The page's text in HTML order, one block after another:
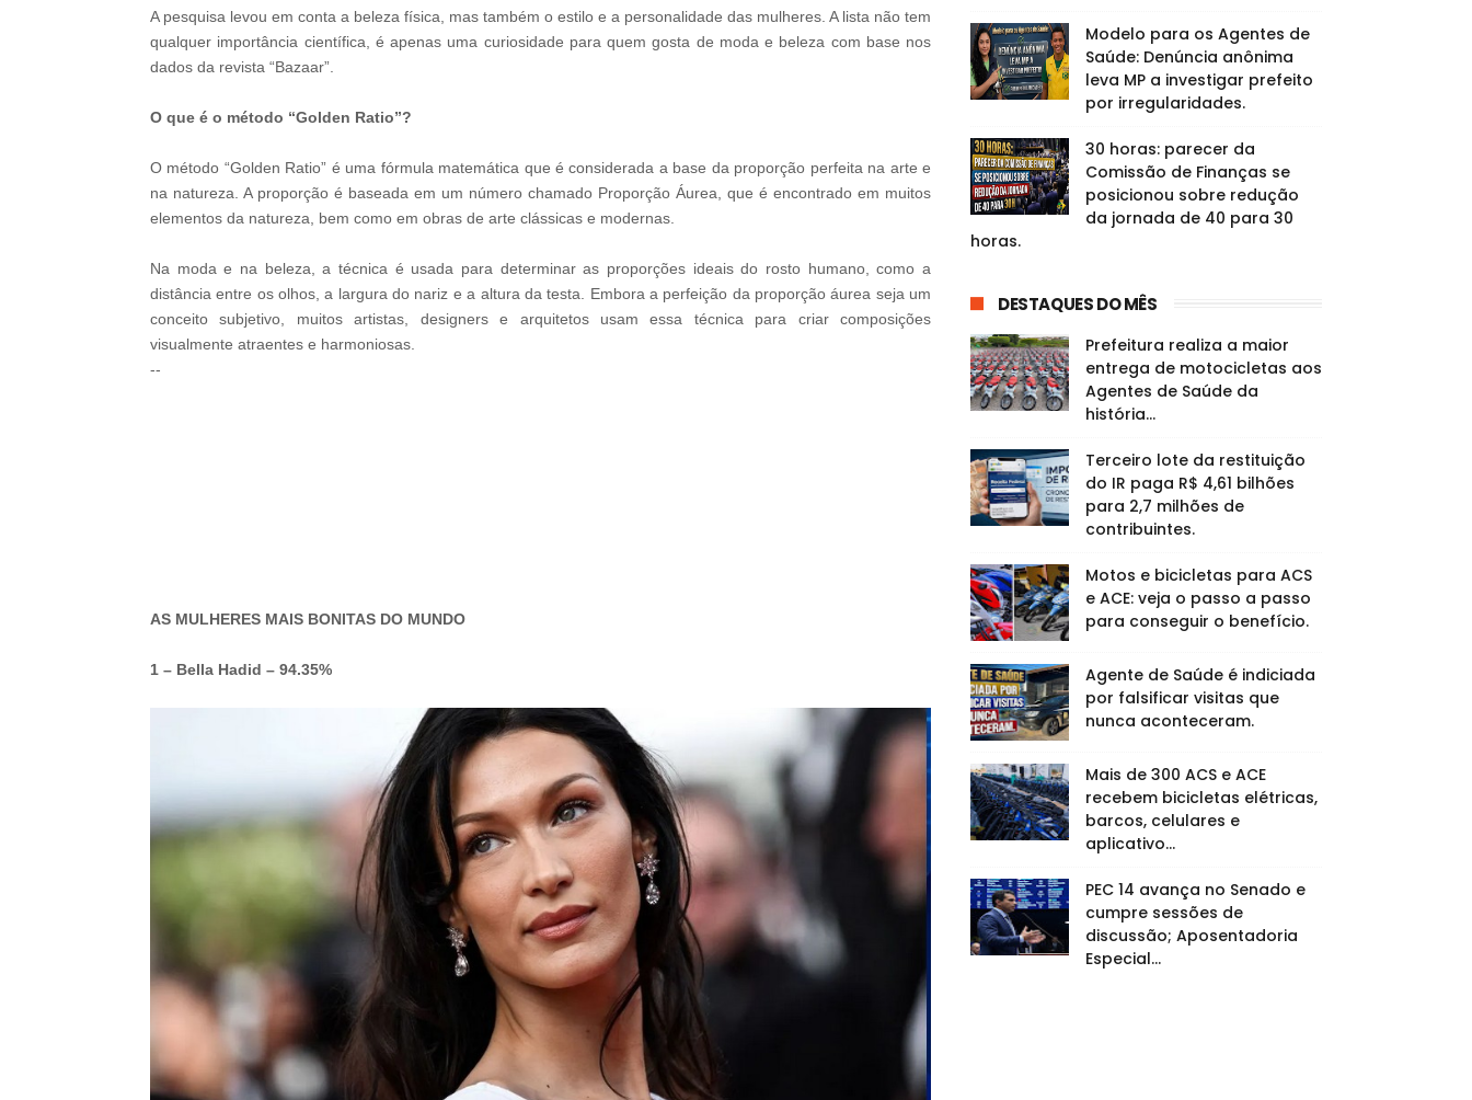
A pesquisa levou em conta a beleza física, mas também o estilo e a personalidade das mulheres. A lista não tem
qualquer importância científica, é apenas uma curiosidade para quem gosta de moda e beleza com base nos
dados da revista “Bazaar”.
O que é o método “Golden Ratio”?
O método “Golden Ratio” é uma fórmula matemática que é considerada a base da proporção perfeita na arte e
na natureza. A proporção é baseada em um número chamado Proporção Áurea, que é encontrado em muitos
elementos da natureza, bem como em obras de arte clássicas e modernas.
Na moda e na beleza, a técnica é usada para determinar as proporções ideais do rosto humano, como a
distância entre os olhos, a largura do nariz e a altura da testa. Embora a perfeição da proporção áurea seja um
conceito subjetivo, muitos artistas, designers e arquitetos usam essa técnica para criar composições
visualmente atraentes e harmoniosas.
--
AS MULHERES MAIS BONITAS DO MUNDO
1 – Bella Hadid – 94.35%
Modelo para os Agentes de
Saúde: Denúncia anônima
leva MP a investigar prefeito
por irregularidades.
30 horas: parecer da
Comissão de Finanças se
posicionou sobre redução
da jornada de 40 para 30
horas.
DESTAQUES DO MÊS
Prefeitura realiza a maior
entrega de motocicletas aos
Agentes de Saúde da
história...
Terceiro lote da restituição
do IR paga R$ 4,61 bilhões
para 2,7 milhões de
contribuintes.
Motos e bicicletas para ACS
e ACE: veja o passo a passo
para conseguir o benefício.
Agente de Saúde é indiciada
por falsificar visitas que
nunca aconteceram.
Mais de 300 ACS e ACE
recebem bicicletas elétricas,
barcos, celulares e
aplicativo...
PEC 14 avança no Senado e
cumpre sessões de
discussão; Aposentadoria
Especial...